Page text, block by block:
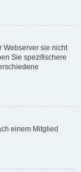
Webserver sie nicht
Sie spezifischere
einem Mitglied